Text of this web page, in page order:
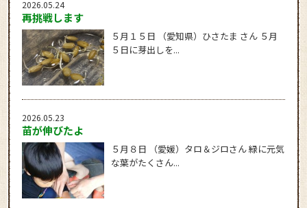
2026.05.24
再挑戦します
５月１５日 （愛知県）ひさたま さん ５月
５日に芽出しを...
2026.05.23
苗が伸びたよ
５月８日 （愛媛）タロ＆ジロさん 緑に元気
な葉がたくさん...